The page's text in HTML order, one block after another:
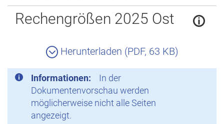
Zurück
Rechengrößen 2025 Ost
Herunterladen (PDF, 63 KB)
Informationen:
In der
Dokumentenvorschau werden
möglicherweise nicht alle Seiten
angezeigt.